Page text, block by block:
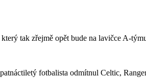
tak zřejmě opět bude na lavičce A-
fotbalista odmítnul Celtic,